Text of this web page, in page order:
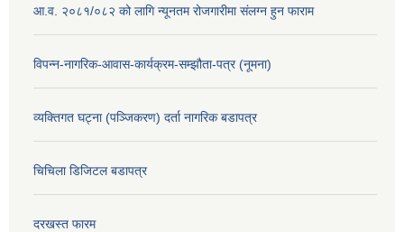
आ.व. २०८१/०८२ को लागि न्यूनतम रोजगारीमा संलग्न हुन फाराम
विपन्न-नागरिक-आवास-कार्यक्रम-सम्झौता-पत्र (नूमना)
व्यक्तिगत घट्ना (पञ्जिकरण) दर्ता नागरिक बडापत्र
चिचिला डिजिटल बडापत्र
दरखस्त फारम